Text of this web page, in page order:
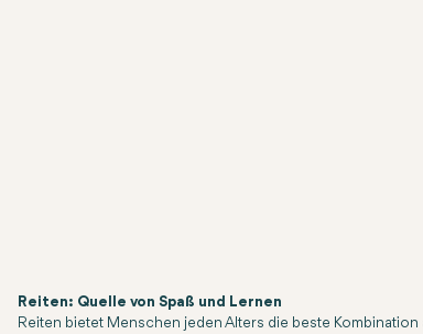
Reiten: Quelle von Spaß und Lernen
Reiten bietet Menschen jeden Alters die beste Kombination